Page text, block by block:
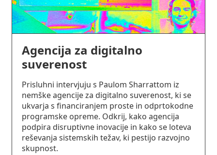
Agencija za digitalno
suverenost
Prisluhni intervjuju s Paulom Sharrattom iz
nemške agencije za digitalno suverenost, ki se
ukvarja s financiranjem proste in odprtokodne
programske opreme. Odkrij, kako agencija
podpira disruptivne inovacije in kako se loteva
reševanja sistemskih težav, ki pestijo razvojno
skupnost.